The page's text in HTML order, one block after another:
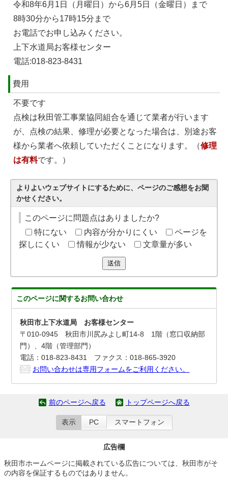
令和8年6月1日（月曜日）から6月5日（金曜日）まで
8時30分から17時15分まで
お電話でお申し込みください。
上下水道局お客様センター
電話:018-823-8431
費用
不要です
点検は秋田管工事業協同組合を通じて業者が行います
が、点検の結果、修理が必要となった場合は、別途お客
様から業者へ依頼していただくことになります。（修理
は有料です。）
よりよいウェブサイトにするために、ページのご感想をお聞
かせください。
このページに問題点はありましたか?
特にない
内容が分かりにくい
ページを
探しにくい
情報が少ない 文章量が多い
送信
このページに関するお問い合わせ
秋田市上下水道局 お客様センター
〒010-0945 秋田市川尻みよし町14-8 1階（窓口収納部
門）、4階（管理部門）
電話：018-823-8431 ファクス：018-865-3920
お問い合わせは専用フォームをご利用ください。
前のページへ戻る トップページへ戻る
表示 PC スマートフォン
広告欄
秋田市ホームページに掲載されている広告については、秋田市がそ
の内容を保証するものではありません。